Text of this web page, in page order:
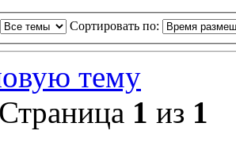
Сортировать по:
тему
1 из 1